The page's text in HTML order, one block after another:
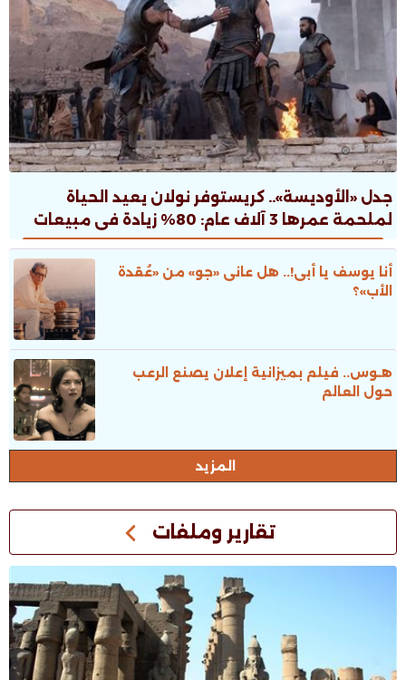
جدل «الأوديسة».. كريستوفر نولان يعيد الحياة
لملحمة عمرها 3 آلاف عام: 80% زيادة فى مبيعات
الطبعات.. ونقاش ثقافى صاخب
أنا يوسف يا أبى!.. هل عانى «جو» من «عُقدة
الأب»؟
هـوس.. فيلم بميزانية إعلان يصنع الرعب
حول العالم
المزيد
تقارير وملفات